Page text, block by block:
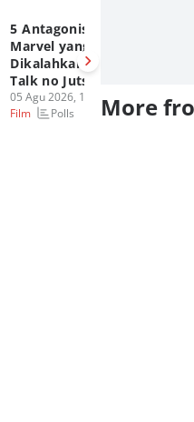
5 Antagonis Film
Marvel yang
Dikalahkan dengan
Talk no Jutsu!
05 Agu 2026, 12:00 WIB
Film
Polls
05
More